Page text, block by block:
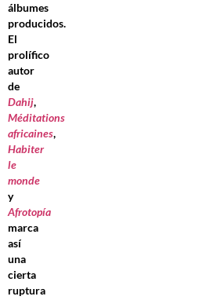
álbumes
producidos.
El
prolífico
autor
de
Dahij,
Méditations
africaines,
Habiter
le
monde
y
Afrotopía
marca
así
una
cierta
ruptura